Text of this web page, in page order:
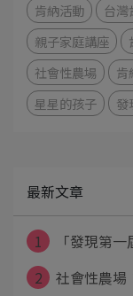
肯納活動
台
親子家庭講座
社會性農場
肯
星星的孩子
發
最新文章
1
「發現第
2
社會性農